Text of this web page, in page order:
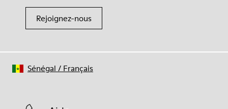
Rejoignez-nous
Sénégal / Français